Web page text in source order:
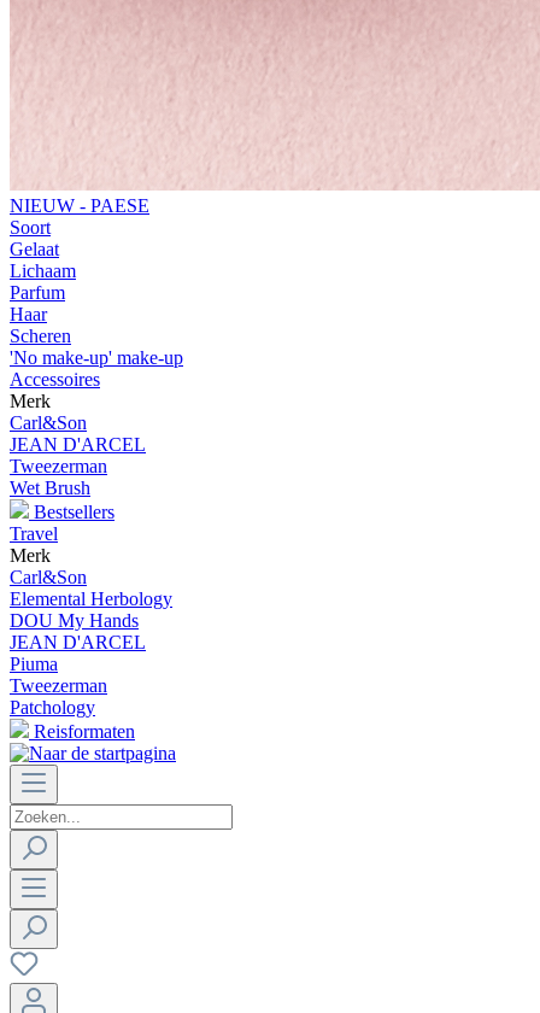
NIEUW - PAESE
Soort
Gelaat
Lichaam
Parfum
Haar
Scheren
'No make-up' make-up
Accessoires
Merk
Carl&Son
JEAN D'ARCEL
Tweezerman
Wet Brush
Bestsellers
Travel
Merk
Carl&Son
Elemental Herbology
DOU My Hands
JEAN D'ARCEL
Piuma
Tweezerman
Patchology
Reisformaten